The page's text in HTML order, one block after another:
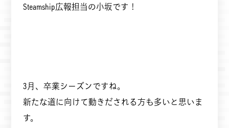
Steamship広報担当の小坂です！
3月、卒業シーズンですね。
新たな道に向けて動きだされる方も多いと思いま
す。